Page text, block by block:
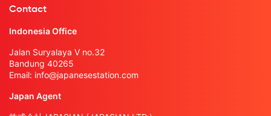
Contact
Indonesia Office
Jalan Suryalaya V no.32
Bandung 40265
Email: info@japanesestation.com
Japan Agent